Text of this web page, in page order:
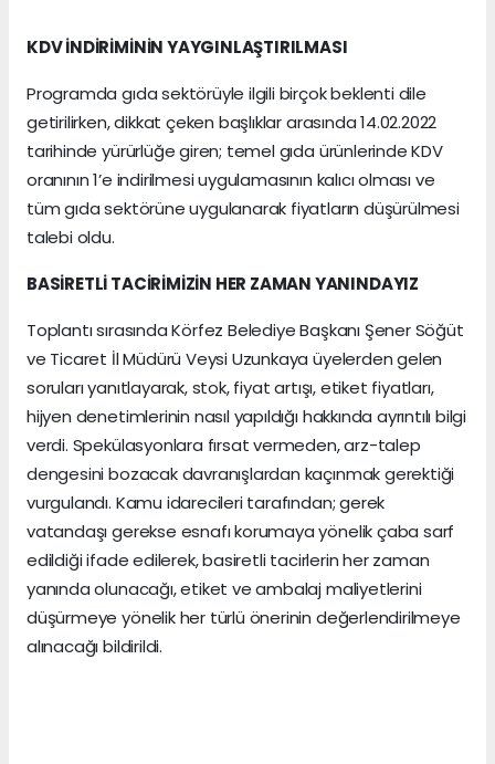
KDV İNDİRİMİNİN YAYGINLAŞTIRILMASI
Programda gıda sektörüyle ilgili birçok beklenti dile
getirilirken, dikkat çeken başlıklar arasında 14.02.2022
tarihinde yürürlüğe giren; temel gıda ürünlerinde KDV
oranının 1’e indirilmesi uygulamasının kalıcı olması ve
tüm gıda sektörüne uygulanarak fiyatların düşürülmesi
talebi oldu.
BASİRETLİ TACİRİMİZİN HER ZAMAN YANINDAYIZ
Toplantı sırasında Körfez Belediye Başkanı Şener Söğüt
ve Ticaret İl Müdürü Veysi Uzunkaya üyelerden gelen
soruları yanıtlayarak, stok, fiyat artışı, etiket fiyatları,
hijyen denetimlerinin nasıl yapıldığı hakkında ayrıntılı bilgi
verdi. Spekülasyonlara fırsat vermeden, arz-talep
dengesini bozacak davranışlardan kaçınmak gerektiği
vurgulandı. Kamu idarecileri tarafından; gerek
vatandaşı gerekse esnafı korumaya yönelik çaba sarf
edildiği ifade edilerek, basiretli tacirlerin her zaman
yanında olunacağı, etiket ve ambalaj maliyetlerini
düşürmeye yönelik her türlü önerinin değerlendirilmeye
alınacağı bildirildi.